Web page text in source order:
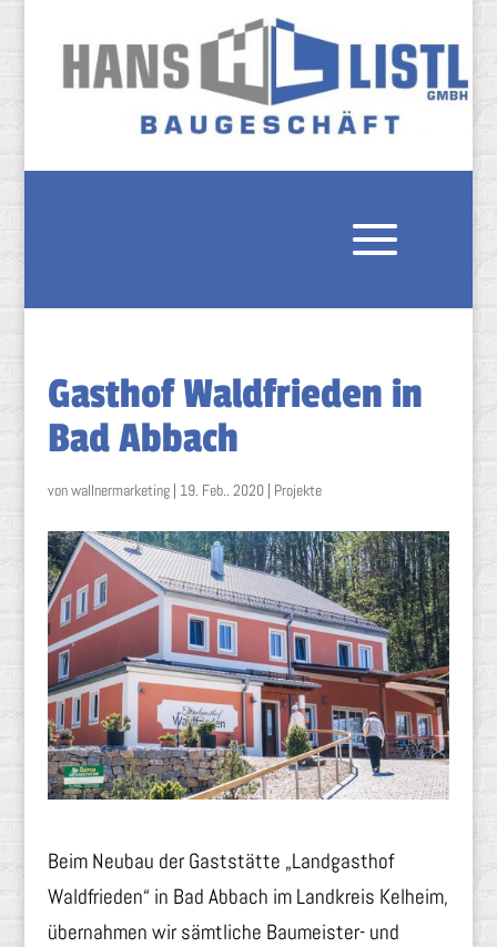
Gasthof Waldfrieden in
Bad Abbach
vonwallnermarketing| 19. Feb.. 2020| Projekte
Beim Neubau der Gaststätte „Landgasthof
Waldfrieden“ in Bad Abbach im Landkreis Kelheim,
übernahmen wir sämtliche Baumeister- und